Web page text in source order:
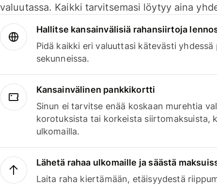
valuutassa. Kaikki tarvitsemasi löytyy aina
Hallitse kansainvälisiä rahansiirtoja
Pidä kaikki eri valuuttasi kätevästi yhdessä
sekunneissa.
Kansainvälinen pankkikortti
Sinun ei tarvitse enää koskaan murehtia
korotuksista tai korkeista siirtomaksuista,
ulkomailla.
Lähetä rahaa ulkomaille ja säästä
Laita raha kiertämään, etäisyydestä